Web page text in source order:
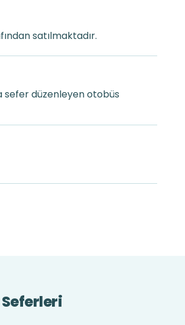
satılmaktadır.
sefer düzenleyen otobüs
Seferleri